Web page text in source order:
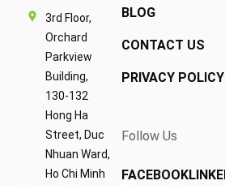
3rd Floor,
Orchard
Parkview
Building,
130-132
Hong Ha
Street, Duc
Nhuan Ward,
Ho Chi Minh
BLOG
CONTACT US
PRIVACY POLICY
Follow Us
FACEBOOK